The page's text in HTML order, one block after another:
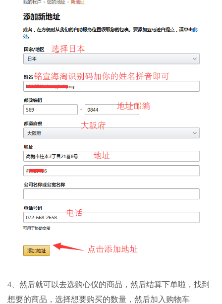
4、然后就可以去选购心仪的商品，然后结算下单啦，找到
想要的商品，选择想要购买的数量，然后加入购物车